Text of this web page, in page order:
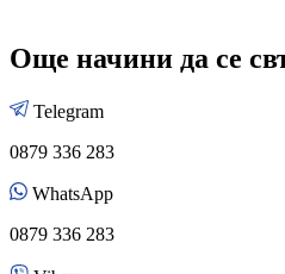
Още начини да се
Telegram
0879 336 283
WhatsApp
0879 336 283